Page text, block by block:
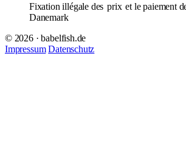
Fixation illégale des prix et le paiement
Danemark
© 2026 · babelfish.de
Impressum Datenschutz